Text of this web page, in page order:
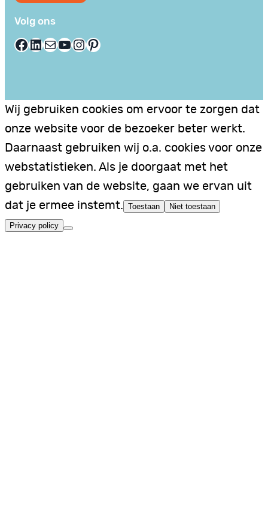
Volg ons
Facebook LinkedIn E-mail YouTube InstagramPinterest
Wij gebruiken cookies om ervoor te zorgen dat
onze website voor de bezoeker beter werkt.
Daarnaast gebruiken wij o.a. cookies voor onze
webstatistieken. Als je doorgaat met het
gebruiken van de website, gaan we ervan uit
dat je ermee instemt. Toestaan Niet toestaan
Privacy policy